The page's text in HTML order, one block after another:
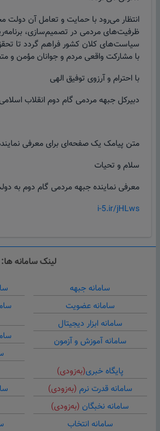
انتظار می‌رود با حمایت و تعامل آن دولت
ظرفیت‌های مردمی در تصمیم‌سازی،
سیاست‌های کلان کشور فراهم گردد تا
با مشارکت واقعی مردم و جوانان مؤمن
با احترام و آرزوی توفیق الهی
دبیرکل جبهه مردمی گام دوم انقلاب
متن پیامک یک صفحه‌ای برای معرفی
سلام و تحیات
معرفی نماینده جبهه مردمی گام دوم به
i-5.ir/jHLws
لینک سامانه ها:
سامانه جبهه
سامانه عضویت
سامانه ابزار دیجیتال
سامانه آموزش و آزمون
پایگاه خبری(به‌زودی)
سامانه قدرت نرم (به‌زودی)
سامانه نخبگان (به‌زودی)
سامانه انتخاب